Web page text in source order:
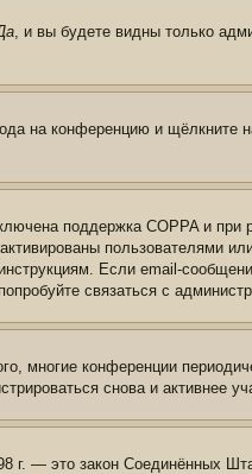
, и вы будете видны только
на конференцию и щёлкните
поддержка COPPA и при
пользователями
Если email-
связаться с
многие конференции
снова и активнее
г. — это закон Соединённых